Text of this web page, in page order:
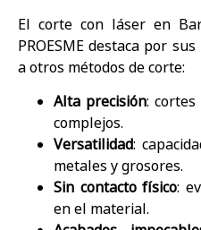
El corte con láser en
PROESME destaca por
a otros métodos de corte:
Alta precisión: cortes
complejos.
Versatilidad:
metales y grosores.
Sin contacto físico:
en el material.